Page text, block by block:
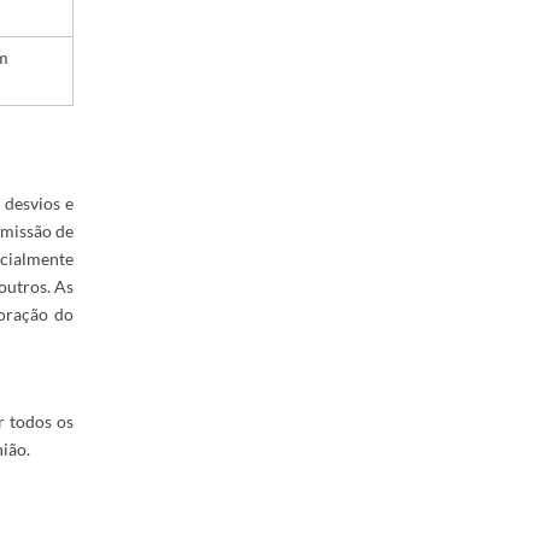
e
de
As
do
todos os